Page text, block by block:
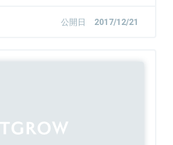
公開日 2017/12/21